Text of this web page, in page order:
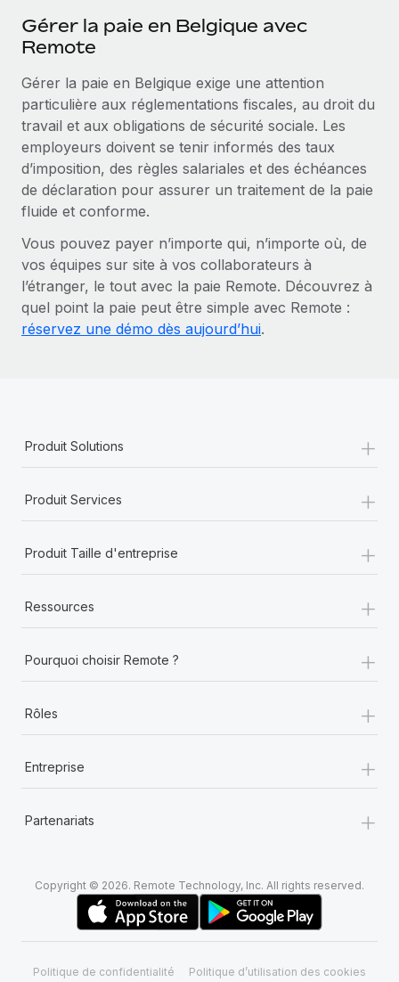
Gérer la paie en Belgique avec
Remote
Gérer la paie en Belgique exige une attention
particulière aux réglementations fiscales, au droit du
travail et aux obligations de sécurité sociale. Les
employeurs doivent se tenir informés des taux
d’imposition, des règles salariales et des échéances
de déclaration pour assurer un traitement de la paie
fluide et conforme.
Vous pouvez payer n’importe qui, n’importe où, de
vos équipes sur site à vos collaborateurs à
l’étranger, le tout avec la paie Remote. Découvrez à
quel point la paie peut être simple avec Remote :
réservez une démo dès aujourd’hui.
Produit Solutions +
Produit Services +
Produit Taille d'entreprise +
Ressources +
Pourquoi choisir Remote ? +
Rôles +
Entreprise +
Partenariats +
Copyright © 2026. Remote Technology, Inc. All rights reserved.
Politique de confidentialité Politique d’utilisation des cookies